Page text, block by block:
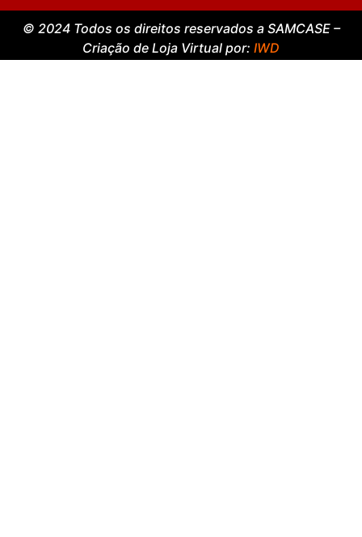
© 2024 Todos os direitos reservados a SAMCASE –
Criação de Loja Virtual por: IWD